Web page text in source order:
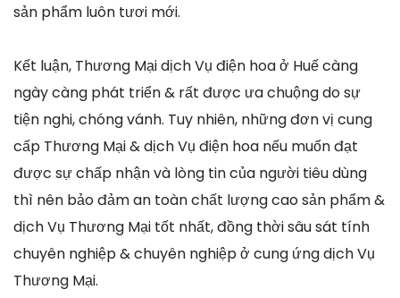
sản phẩm luôn tươi mới.
Kết luận, Thương Mại dịch Vụ điện hoa ở Huế càng
ngày càng phát triển & rất được ưa chuộng do sự
tiện nghi, chóng vánh. Tuy nhiên, những đơn vị cung
cấp Thương Mại & dịch Vụ điện hoa nếu muốn đạt
được sự chấp nhận và lòng tin của người tiêu dùng
thì nên bảo đảm an toàn chất lượng cao sản phẩm &
dịch Vụ Thương Mại tốt nhất, đồng thời sâu sát tính
chuyên nghiệp & chuyên nghiệp ở cung ứng dịch Vụ
Thương Mại.